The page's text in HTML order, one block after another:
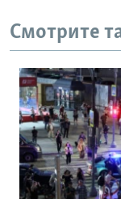
Смотрите